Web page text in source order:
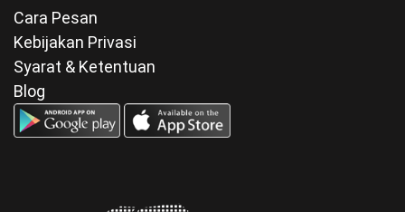
Cara Pesan
Kebijakan Privasi
Syarat & Ketentuan
Blog